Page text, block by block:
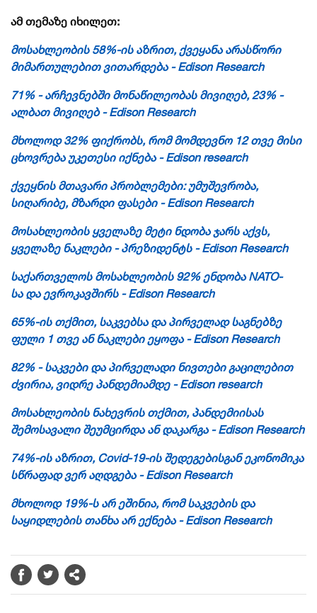
ამ თემაზე იხილეთ:
მოსახლეობის 58%-ის აზრით, ქვეყანა არასწორი
მიმართულებით ვითარდება - Edison Research
71% - არჩევნებში მონაწილეობას მივიღებ, 23% -
ალბათ მივიღებ - Edison Research
მხოლოდ 32% ფიქრობს, რომ მომდევნო 12 თვე მისი
ცხოვრება უკეთესი იქნება - Edison research
ქვეყნის მთავარი პრობლემები: უმუშევრობა,
სიღარიბე, მზარდი ფასები - Edison Research
მოსახლეობის ყველაზე მეტი ნდობა ჯარს აქვს,
ყველაზე ნაკლები - პრეზიდენტს - Edison Research
საქართველოს მოსახლეობის 92% ენდობაNATO-
სადა ევროკავშირს - Edison Research
65%-ის თქმით, საკვებსა და პირველად საგნებზე
ფული 1 თვე ან ნაკლები ეყოფა - Edison Research
82% - საკვები და პირველადი ნივთები გაცილებით
ძვირია, ვიდრე პანდემიამდე- Edison research
მოსახლეობის ნახევრის თქმით, პანდემიისას
შემოსავალი შეუმცირდა ან დაკარგა - Edison Research
74%-ის აზრით, Covid-19-ის შედეგებისგანეკონომიკა
სწრაფად ვერ აღდგება - Edison Research
მხოლოდ 19%-ს არ ეშინია, რომ საკვების და
საყიდლების თანხა არ ექნება - Edison Research